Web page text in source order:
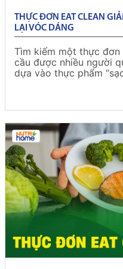
THỰC ĐƠN EAT CLEAN
LẠI VÓC DÁNG
Tìm kiếm một thực đơn
cầu được nhiều người
dựa vào thực phẩm